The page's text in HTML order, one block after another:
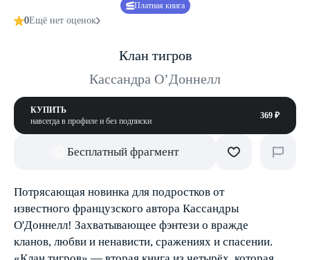
Платная книга
0Ещё нет оценок
Клан тигров
Кассандра О’Доннелл
КУПИТЬ
навсегда в профиле и без подписки
369 ₽
Бесплатный фрагмент
Потрясающая новинка для подростков от
известного французского автора Кассандры
О'Доннелл! Захватывающее фэнтези о вражде
кланов, любви и ненависти, сражениях и спасении.